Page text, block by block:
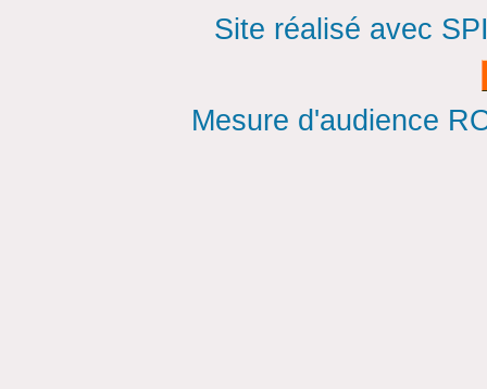
Site réalisé avec
Mesure d'audience